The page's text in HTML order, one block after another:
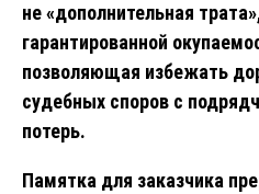
не «дополнительная
гарантированной
позволяющая избежать
судебных споров с
потерь.
Памятка для заказчика